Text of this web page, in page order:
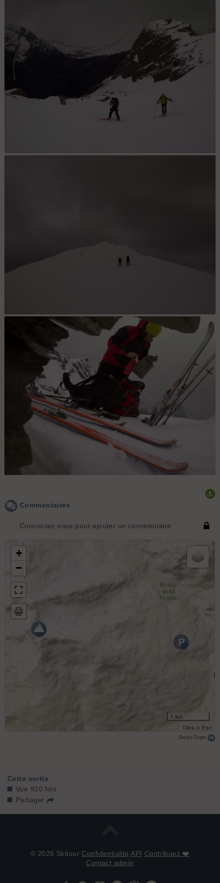
Piancabella : Décidément les temps sont à l'austérité
Commentaires
Connectez-vous pour ajouter un commentaire
+
−
1 km
Tiles © Esri
SwissTopo
Cette sortie
Vue 920 fois
Partager
© 2026 Skitour Confidentialité API Contribuez ❤️
Contact admin